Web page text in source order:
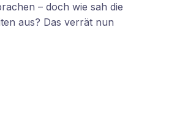
– doch wie sah die
aus? Das verrät nun